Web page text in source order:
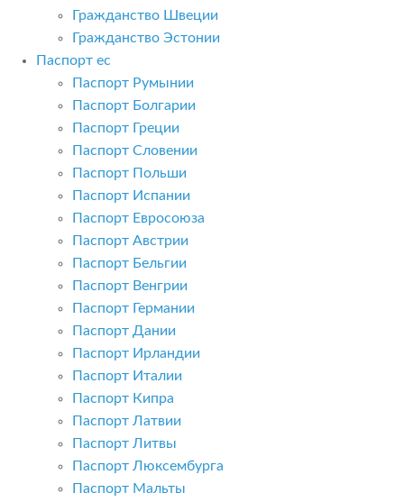
Гражданство Швеции
Гражданство Эстонии
Паспорт ес
Паспорт Румынии
Паспорт Болгарии
Паспорт Греции
Паспорт Словении
Паспорт Польши
Паспорт Испании
Паспорт Евросоюза
Паспорт Австрии
Паспорт Бельгии
Паспорт Венгрии
Паспорт Германии
Паспорт Дании
Паспорт Ирландии
Паспорт Италии
Паспорт Кипра
Паспорт Латвии
Паспорт Литвы
Паспорт Люксембурга
Паспорт Мальты